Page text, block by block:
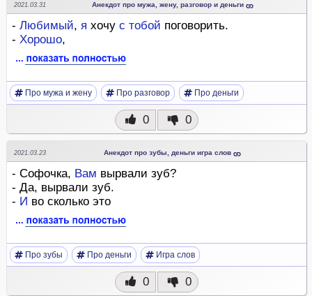
2021.03.31 Анекдот про мужа, жену, разговор и деньги
- Любимый, я хочу с тобой поговорить.
- Хорошо,
Про мужа и жену Про разговор Про деньги
0 0
2021.03.23 Анекдот про зубы, деньги игра слов
- Софочка, Вам вырвали зуб?
- Да, вырвали зуб.
- И во сколько это
Про зубы Про деньги Игра слов
0 0